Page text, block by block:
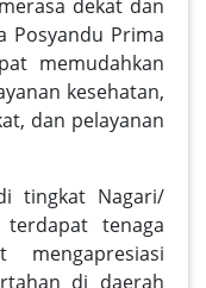
dekat dan
Posyandu Prima
memudahkan
kesehatan,
dan pelayanan
tingkat Nagari/
tenaga
mengapresiasi
di daerah